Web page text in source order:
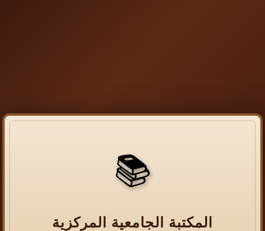
📚
المكتبة الجامعية المركزية